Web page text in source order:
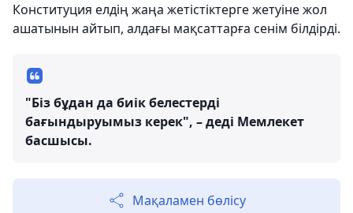
Конституция елдің жаңа жетістіктерге жетуіне жол
ашатынын айтып, алдағы мақсаттарға сенім білдірді.
"Біз бұдан да биік белестерді
бағындыруымыз керек", – деді Мемлекет
басшысы.
Мақаламен бөлісу